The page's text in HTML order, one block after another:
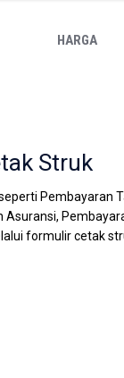
HARGA
Struk
Pembayaran
formulir cetak